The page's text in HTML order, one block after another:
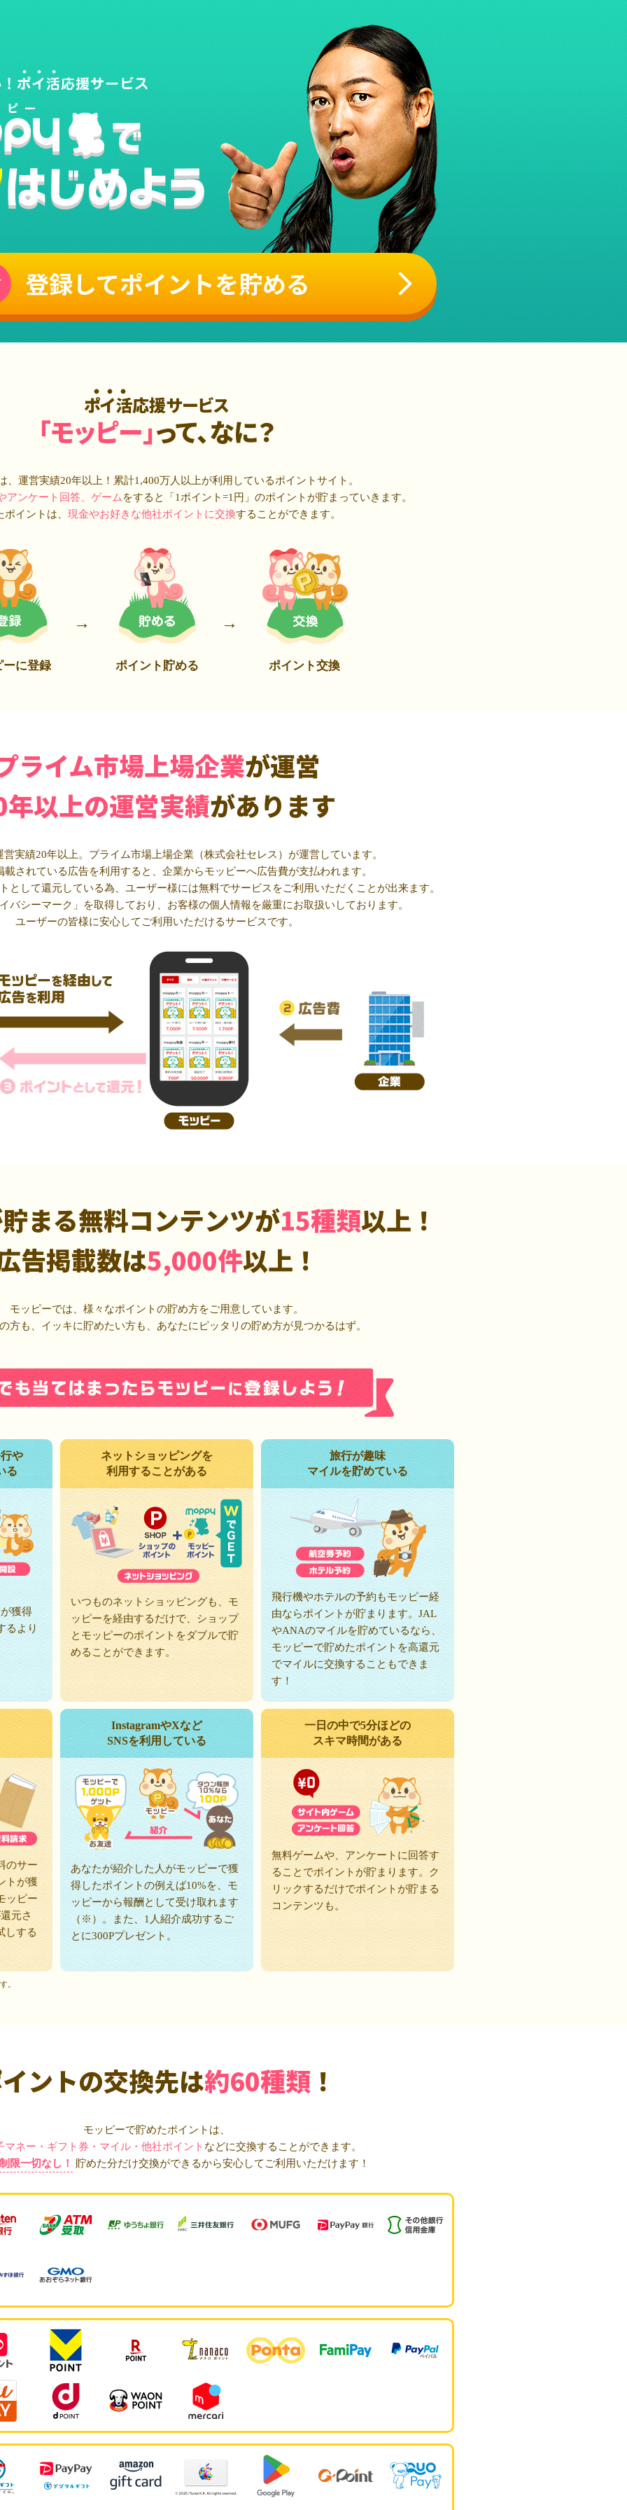
登録してポイントを貯める
ポイ活応援サービス
「モッピー」って、なに？
、運営実績20年以上！累計1,400万人 以上が利用しているポイントサイト。
アンケート回答、ゲーム をすると「1ポイント=1円」のポイントが貯まっていきます。
ポイントは、 現金やお好きな他社ポイントに交換することができます。
ーに登録 ポイント貯める ポイント交換
ライム市場上場企業が運営
以上の運営実績があります
実績20年以上。プライム市場上場企業（株式会社セレス）が運営しています。
載されている広告を利用すると、企業からモッピーへ広告費が支払われます。
として還元している為、ユーザー様には無料でサービスをご利用いただくことが出来ます。
バシーマーク」を取得しており、お客様の個人情報を厳重にお取扱いしております。
ユーザーの皆様に安心してご利用いただけるサービスです。
まる無料コンテンツが15種類以上！
告掲載数は5,000件以上！
モッピーでは、様々なポイントの貯め方をご用意しています。
方も、イッキに貯めたい方も、あなたにピッタリの貯め方が見つかるはず。
や
る
獲得
るより
ネットショッピングを
利用することがある
いつものネットショッピングも、モ
ッピーを経由するだけで、ショップ
とモッピーのポイントをダブルで貯
めることができます。
旅行が趣味
マイルを貯めている
飛行機やホテルの予約もモッピー経
由ならポイントが貯まります。JAL
やANAのマイルを貯めているなら、
モッピーで貯めたポイントを高還元
でマイルに交換することもできま
す！
のサー
トが獲
ッピー
元さ
しする
InstagramやXなど
SNSを利用している
あなたが紹介した人がモッピーで獲
得したポイントの例えば10%を、モ
ッピーから報酬として受け取れます
（※）。また、1人紹介成功するご
とに300Pプレゼント。
一日の中で5分ほどの
スキマ時間がある
無料ゲームや、アンケートに回答す
ることでポイントが貯まります。ク
リックするだけでポイントが貯まる
コンテンツも。
。
ントの交換先は約60種類 ！
モッピーで貯めたポイントは、
マネー・ギフト券・マイル・他社ポイント などに交換することができます。
限一切なし！
貯めた分だけ交換ができるから安心してご利用いただけます！